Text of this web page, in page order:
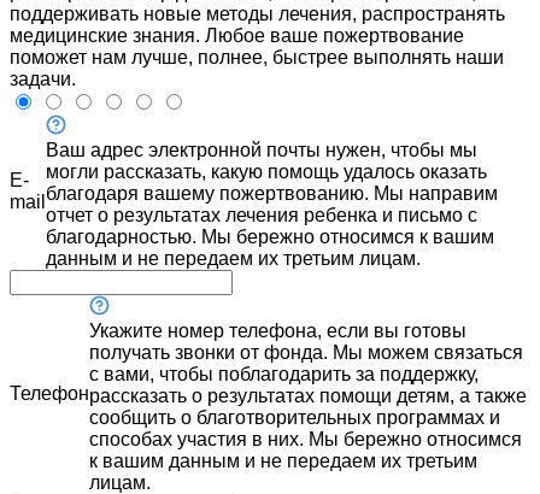
поддерживать новые методы лечения, распространять
медицинские знания. Любое ваше пожертвование
поможет нам лучше, полнее, быстрее выполнять наши
задачи.
E-
mail
Ваш адрес электронной почты нужен, чтобы мы
могли рассказать, какую помощь удалось оказать
благодаря вашему пожертвованию. Мы направим
отчет о результатах лечения ребенка и письмо с
благодарностью. Мы бережно относимся к вашим
данным и не передаем их третьим лицам.
Телефон
Укажите номер телефона, если вы готовы
получать звонки от фонда. Мы можем связаться
с вами, чтобы поблагодарить за поддержку,
рассказать о результатах помощи детям, а также
сообщить о благотворительных программах и
способах участия в них. Мы бережно относимся
к вашим данным и не передаем их третьим
лицам.